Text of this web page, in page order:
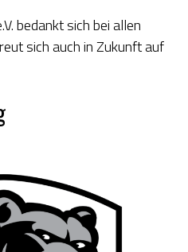
bedankt sich bei allen
sich auch in Zukunft auf